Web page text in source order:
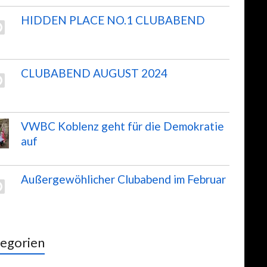
HIDDEN PLACE NO.1 CLUBABEND
CLUBABEND AUGUST 2024
VWBC Koblenz geht für die Demokratie
auf
Außergewöhlicher Clubabend im Februar